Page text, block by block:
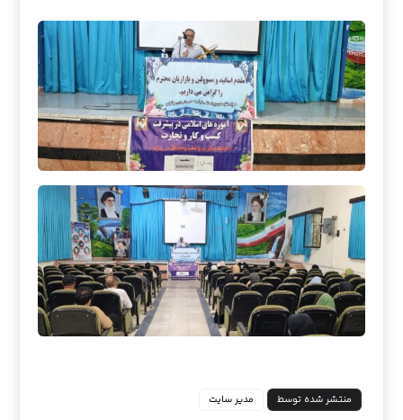
منتشر شده توسط مدیر سایت